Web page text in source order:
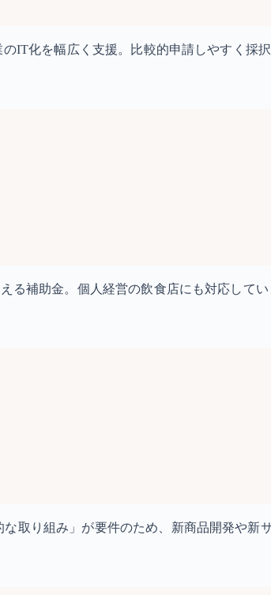
IT化を幅広く支援。比較的申請しやすく採
る補助金。個人経営の飲食店にも対応してい
取り組み」が要件のため、新商品開発や新